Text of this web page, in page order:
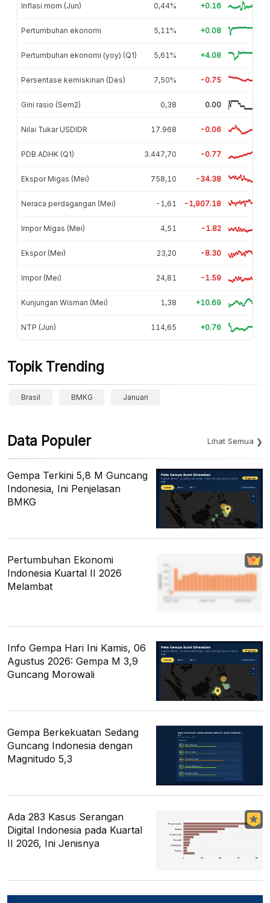
Inflasi mom (Jun) 0,44% +0.16
Pertumbuhan ekonomi 5,11% +0.08
Pertumbuhan ekonomi (yoy) (Q1) 5,61% +4.08
Persentase kemiskinan (Des) 7,50% -0.75
Gini rasio (Sem2) 0,38 0.00
Nilai Tukar USDIDR 17.968 -0.06
PDB ADHK (Q1) 3.447,70 -0.77
Ekspor Migas (Mei) 758,10 -34.38
Neraca perdagangan (Mei) -1,61 -1,907.18
Impor Migas (Mei) 4,51 -1.82
Ekspor (Mei) 23,20 -8.30
Impor (Mei) 24,81 -1.59
Kunjungan Wisman (Mei) 1,38 +10.69
NTP (Jun) 114,65 +0.76
Topik Trending
Brasil BMKG Januari
Data Populer Lihat Semua
Gempa Terkini 5,8 M Guncang
Indonesia, Ini Penjelasan
BMKG
Pertumbuhan Ekonomi
Indonesia Kuartal II 2026
Melambat
Info Gempa Hari Ini Kamis, 06
Agustus 2026: Gempa M 3,9
Guncang Morowali
Gempa Berkekuatan Sedang
Guncang Indonesia dengan
Magnitudo 5,3
Ada 283 Kasus Serangan
Digital Indonesia pada Kuartal
II 2026, Ini Jenisnya